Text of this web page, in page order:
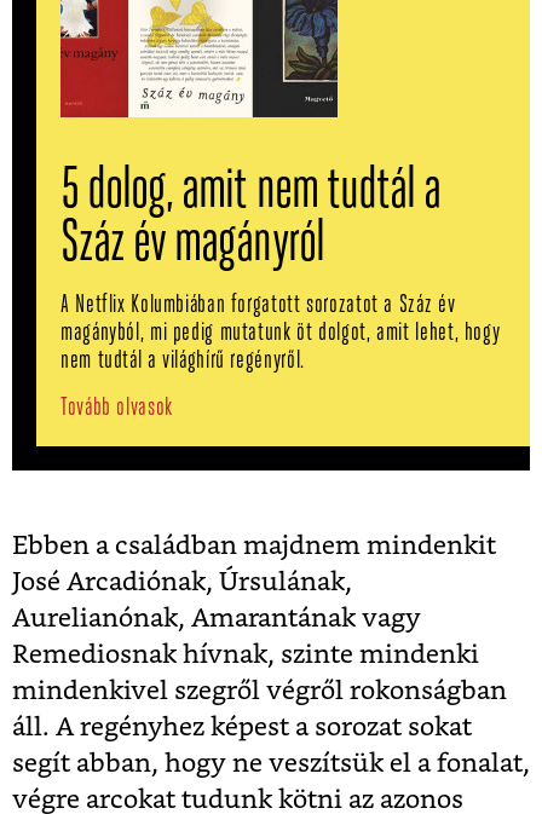
5 dolog, amit nem tudtál a
Száz év magányról
A Netflix Kolumbiában forgatott sorozatot a Száz év
magányból, mi pedig mutatunk öt dolgot, amit lehet, hogy
nem tudtál a világhírű regényről.
Tovább olvasok
Ebben a családban majdnem mindenkit
José Arcadiónak, Úrsulának,
Aurelianónak, Amarantának vagy
Remediosnak hívnak, szinte mindenki
mindenkivel szegről végről rokonságban
áll. A regényhez képest a sorozat sokat
segít abban, hogy ne veszítsük el a fonalat,
végre arcokat tudunk kötni az azonos